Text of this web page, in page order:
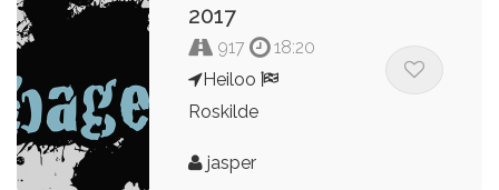
2017
917
18:20
Heiloo
Roskilde
jasper